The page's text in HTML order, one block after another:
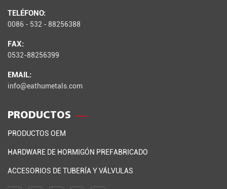
TELÉFONO:
0086 - 532 - 88256388
FAX:
0532-88256399
EMAIL:
info@eathumetals.com
PRODUCTOS
PRODUCTOS OEM
HARDWARE DE HORMIGÓN PREFABRICADO
ACCESORIOS DE TUBERÍA Y VÁLVULAS